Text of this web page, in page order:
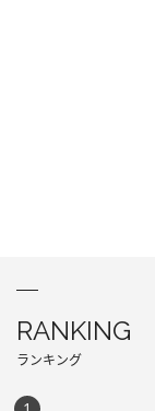
RANKING
ランキング